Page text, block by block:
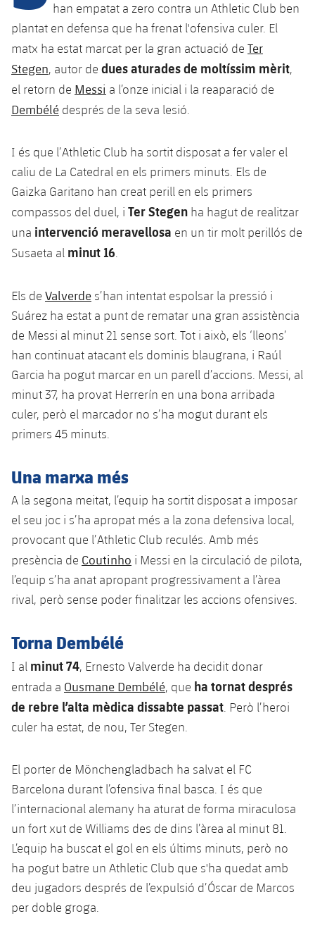
plusicon
més
Instal·lacions
Spotify Camp Nou
Palau Blaugrana
Estadi Johan Cruyff
Barça Cafe
La Masia
plusicon
més
Serveis Mèdics
Accessibilitat
plusicon
més
Acreditacions
SUB13
SUB12
SUB11 A
SUB10 A
SUB9 A
SUB8 A
SUB8 B
SUB13 B
SUB12 C
SUB11 C
Entrades
Gameday Shows
Resultats
Jugadors
Fotos
Història
Base
Junior
Cadet A
Cadet B
Infantil B
Mini
Campus Estiu
PLUSICON
MÉS
plusicon
més
Actualitat
Calendari
Entrades
Classificació
Jugadors
Fotos
Història
Palmarès
Barça Atlètic
Actualitat
Calendari
Resultats
Jugadors
Fotos
Base
plusicon
més
Actualitat
Juvenil
Cadet B
Infantil A
Infantil B
PLUSICON
MÉS
Primer equip
plusicon
més
Entrades
Resultats
Classificació
Fotos
Palmarès
Història
Actualitat
Calendari
Resultats
Jugadors
Base
plusicon
més
Actualitat
Juvenil
Cadet
Campus Verano
PLUSICON
MÉS
plusicon
més
Calendari
Entrades
Resultats
Classificació
Jugadors
Fotos
Història
Actualitat
Calendari
Resultats
Jugadors
Classificació
Base
plusicon
més
Actualitat
Barça C
Juvenil
Infantil
Campus Estiu
PLUSICON
MÉS
Notícies
plusicon
més
Actualitat
Masculí
Femení
Agenda
Bàsquet en cadira de rodes
plusicon
més
Actualitat
Jugadors
Calendari
Resultats
Classificació
Hockey gel
Actualitat
Jugadors
Calendari
Resultats
Classificació
Hoquei herba
Notícies
Hockey Herba Masculí
Hockey Herba Femení
Patinatge artístic
Actualitat
Plantilla
Escola de Patinatge
Rugby
plusicon
més
han empatat a zero contra un Athletic Club ben
plantat en defensa que ha frenat l'ofensiva culer. El
matx ha estat marcat per la gran actuació de Ter
Stegen, autor de dues aturades de moltíssim mèrit,
el retorn de Messi a l’onze inicial i la reaparació de
Dembélé després de la seva lesió.
I és que l’Athletic Club ha sortit disposat a fer valer el
caliu de La Catedral en els primers minuts. Els de
Gaizka Garitano han creat perill en els primers
compassos del duel, i Ter Stegen ha hagut de realitzar
una intervenció meravellosa en un tir molt perillós de
Susaeta al minut 16
Els de Valverde s’han intentat espolsar la pressió i
Suárez ha estat a punt de rematar una gran assistència
de Messi al minut 21 sense sort. Tot i això, els ‘lleons’
han continuat atacant els dominis blaugrana, i Raúl
Garcia ha pogut marcar en un parell d’accions. Messi, al
minut 37, ha provat Herrerín en una bona arribada
culer, però el marcador no s’ha mogut durant els
primers 45 minuts.
Una marxa més
A la segona meitat, l’equip ha sortit disposat a imposar
el seu joc i s’ha apropat més a la zona defensiva local,
provocant que l’Athletic Club reculés. Amb més
presència de Coutinho i Messi en la circulació de pilota,
l’equip s’ha anat apropant progressivament a l’àrea
rival, però sense poder finalitzar les accions ofensives.
Torna Dembélé
I al minut 74, Ernesto Valverde ha decidit donar
entrada a Ousmane Dembélé, que ha tornat després
de rebre l’alta mèdica dissabte passat . Però l’heroi
culer ha estat, de nou, Ter Stegen.
El porter de Mönchengladbach ha salvat el FC
Barcelona durant l’ofensiva final basca. I és que
l’internacional alemany ha aturat de forma miraculosa
un fort xut de Williams des de dins l’àrea al minut 81.
L’equip ha buscat el gol en els últims minuts, però no
ha pogut batre un Athletic Club que s'ha quedat amb
deu jugadors després de l’expulsió d’Óscar de Marcos
per doble groga.